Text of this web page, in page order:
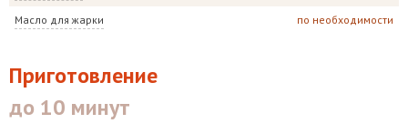
Масло для жарки по необходимости
Приготовление
до 10 минут